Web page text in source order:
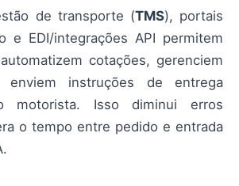
de transporte (TMS), portais
e EDI/integrações API permitem
cotações, gerenciem
enviem instruções de entrega
motorista. Isso diminui erros
o tempo entre pedido e entrada